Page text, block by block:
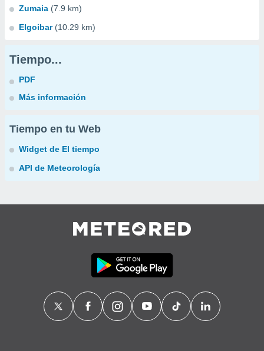
Zumaia (7.9 km)
Elgoibar (10.29 km)
Tiempo...
PDF
Más información
Tiempo en tu Web
Widget de El tiempo
API de Meteorología